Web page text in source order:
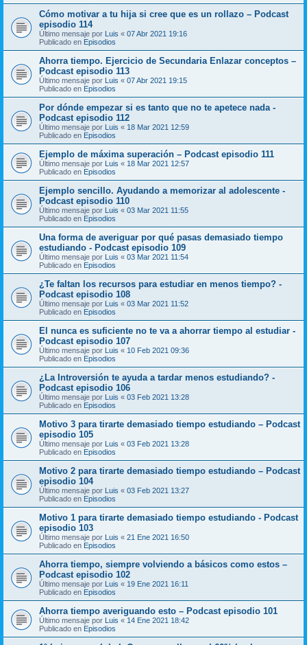
Cómo motivar a tu hija si cree que es un rollazo – Podcast
episodio 114
Último mensaje por Luis « 07 Abr 2021 19:16
Publicado en Episodios
Ahorra tiempo. Ejercicio de Secundaria Enlazar conceptos –
Podcast episodio 113
Último mensaje por Luis « 07 Abr 2021 19:15
Publicado en Episodios
Por dónde empezar si es tanto que no te apetece nada -
Podcast episodio 112
Último mensaje por Luis « 18 Mar 2021 12:59
Publicado en Episodios
Ejemplo de máxima superación – Podcast episodio 111
Último mensaje por Luis « 18 Mar 2021 12:57
Publicado en Episodios
Ejemplo sencillo. Ayudando a memorizar al adolescente -
Podcast episodio 110
Último mensaje por Luis « 03 Mar 2021 11:55
Publicado en Episodios
Una forma de averiguar por qué pasas demasiado tiempo
estudiando - Podcast episodio 109
Último mensaje por Luis « 03 Mar 2021 11:54
Publicado en Episodios
¿Te faltan los recursos para estudiar en menos tiempo? -
Podcast episodio 108
Último mensaje por Luis « 03 Mar 2021 11:52
Publicado en Episodios
El nunca es suficiente no te va a ahorrar tiempo al estudiar -
Podcast episodio 107
Último mensaje por Luis « 10 Feb 2021 09:36
Publicado en Episodios
¿La Introversión te ayuda a tardar menos estudiando? -
Podcast episodio 106
Último mensaje por Luis « 03 Feb 2021 13:28
Publicado en Episodios
Motivo 3 para tirarte demasiado tiempo estudiando – Podcast
episodio 105
Último mensaje por Luis « 03 Feb 2021 13:28
Publicado en Episodios
Motivo 2 para tirarte demasiado tiempo estudiando – Podcast
episodio 104
Último mensaje por Luis « 03 Feb 2021 13:27
Publicado en Episodios
Motivo 1 para tirarte demasiado tiempo estudiando - Podcast
episodio 103
Último mensaje por Luis « 21 Ene 2021 16:50
Publicado en Episodios
Ahorra tiempo, siempre volviendo a básicos como estos –
Podcast episodio 102
Último mensaje por Luis « 19 Ene 2021 16:11
Publicado en Episodios
Ahorra tiempo averiguando esto – Podcast episodio 101
Último mensaje por Luis « 14 Ene 2021 18:42
Publicado en Episodios